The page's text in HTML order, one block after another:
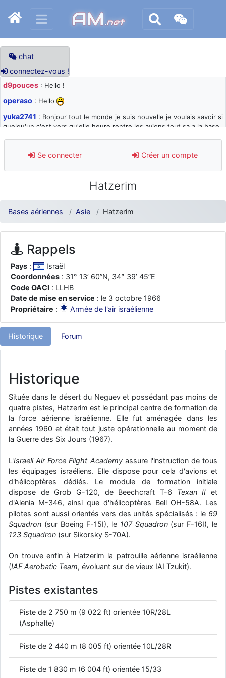
AM.net
chat
connectez-vous !
d9pouces : Hello !
operaso : Hello
yuka2741 : Bonjour tout le monde je suis nouvelle je voulais savoir si
quelqu'un c'est vers qu'elle heure rentre les avions tout sa a la base
d9pouces: désolé pour les quelques blocages du site ces derniers
jours : je teste des méthodes contre le spam et les bots trop nocifs
: Super, la nouvelle bannière
d9pouces : je suis un avion@,._,+ > lesquels ? je ne suis pas sûr de
comprendre
d9pouces: ouakamois > si tu parles du sujet sur l'Armée de l'Air,
bien sûr que oui !
je suis un avion@,._,+
moi et quelques avions n'ont pas les mêmes noms qu'aujourd'hui
ouakamois : Bonjourà toutes et à tous.en espérantque ces
quelques images du Pays Basque vous auront plu ; Agur…
d9pouces: Je me rattraperai à la Ferté samedi
d9pouces: Malheureusement nonun peu trop loin pour moi !
fox_50: Bonjour, certains parmis vous étaient-ils présent au
meeting de Lann Bihoué de 2026 ?
au site!
2026 !
little boy: je vous souhaite un bon réveillon pour cette nouvelle
année!
jericho: Merci D9pouces, à mon tour de souhaiter un Joyeux Noël
d9pouces : Joyeux Noël à tous !
d9pouces: mais tu peux tenter l'un des rares lycées militaires
comme le Prytanée dans la Sarthe, ça ne peut pas faire de mal !
d9pouces : C'est plutôt après le lycée, voire après une prépa
scientifique, tu as donc encore un peu de temps devant toi
yaellerigolow: bonjour a tous je suis un élève de première
le lycée pour s'orienter et pouvoir devenir officier de l'armée de l'air?
d9pouces: lesquels, par exemple ?
les photo des anciens appareils de l'armée de l'air de la haute -volta
d9pouces : Ça me casse quand même bien les pieds, j’avoue
jericho: Pour moi tout est à nouveau OK dirait-on… Merci à toi.
au passage !
: j'ai trouvé un palliatif un peu violent, mais ça devrait aller
un peu mieux
Se connecter Créer un compte
Hatzerim
Bases aériennes Asie Hatzerim
Rappels
Pays :
Israël
Coordonnées : 31° 13’ 60”N, 34° 39’ 45”E
Code OACI : LLHB
Date de mise en service : le 3 octobre 1966
Propriétaire : Armée de l'air israélienne
Historique Forum
Historique
Située dans le désert du Neguev et possédant pas moins de
quatre pistes, Hatzerim est le principal centre de formation de
la force aérienne israélienne. Elle fut aménagée dans les
années 1960 et était tout juste opérationnelle au moment de
la Guerre des Six Jours (1967).
L'Israeli Air Force Flight Academyassure l'instruction de tous
les équipages israéliens. Elle dispose pour cela d'avions et
d'hélicoptères dédiés. Le module de formation initiale
dispose de Grob G-120, de Beechcraft T-6 Texan II et
d'Alenia M-346, ainsi que d'hélicoptères Bell OH-58A. Les
pilotes sont aussi orientés vers des unités spécialisés : le 69
Squadron (sur Boeing F-15I), le 107 Squadron(sur F-16I), le
123 Squadron (sur Sikorsky S-70A).
On trouve enfin à Hatzerim la patrouille aérienne israélienne
(IAF Aerobatic Team, évoluant sur de vieux IAI Tzukit).
Pistes existantes
Piste de 2 750 m (9 022 ft) orientée 10R/28L
(Asphalte)
Piste de 2 440 m (8 005 ft) orientée 10L/28R
Piste de 1 830 m (6 004 ft) orientée 15/33